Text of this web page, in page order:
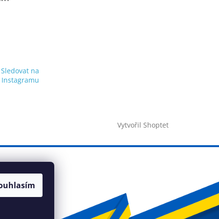
Sledovat na
Instagramu
Vytvořil Shoptet